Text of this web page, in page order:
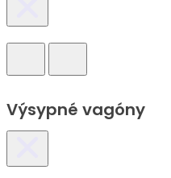
Výsypné vagóny